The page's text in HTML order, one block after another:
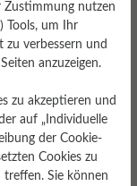
gering
Zustimmung nutzen
Tools, um Ihr
zu verbessern und
anzuzeigen.
zu akzeptieren und
auf „Individuelle
der Cookie-
Cookies zu
treffen. Sie können